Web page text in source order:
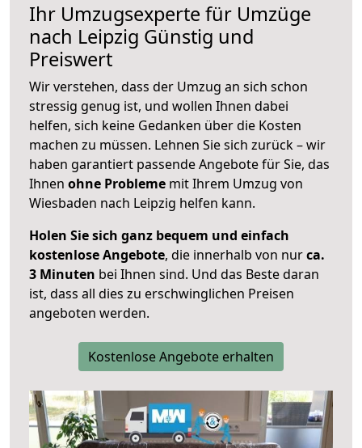
Ihr Umzugsexperte für Umzüge
nach Leipzig Günstig und
Preiswert
Wir verstehen, dass der Umzug an sich schon
stressig genug ist, und wollen Ihnen dabei
helfen, sich keine Gedanken über die Kosten
machen zu müssen. Lehnen Sie sich zurück – wir
haben garantiert passende Angebote für Sie, das
Ihnen ohne Probleme mit Ihrem Umzug von
Wiesbaden nach Leipzig helfen kann.
Holen Sie sich ganz bequem und einfach
kostenlose Angebote, die innerhalb von nurca.
3 Minuten bei Ihnen sind. Und das Beste daran
ist, dass all dies zu erschwinglichen Preisen
angeboten werden.
Kostenlose Angebote erhalten